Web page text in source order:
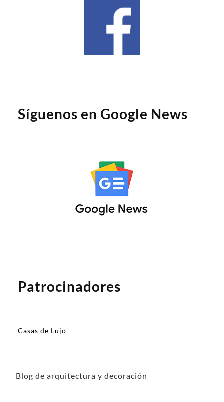
Síguenos en Google News
Patrocinadores
Casas de Lujo
Blog de arquitectura y decoración